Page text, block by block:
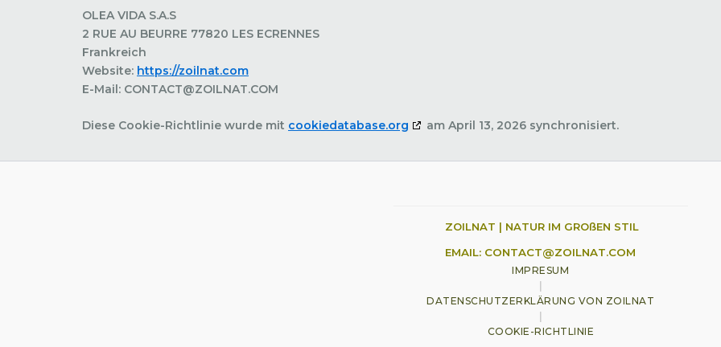
OLEA VIDA S.A.S
2 RUE AU BEURRE 77820 LES ECRENNES
Frankreich
Website: https://zoilnat.com
E-Mail: CONTACT@ZOILNAT.COM
Diese Cookie-Richtlinie wurde mit cookiedatabase.org am April 13, 2026 synchronisiert.
ZOILNAT | NATUR IM GROßEN STIL
EMAIL: CONTACT@ZOILNAT.COM
IMPRESUM
DATENSCHUTZERKLÄRUNG VON ZOILNAT
COOKIE-RICHTLINIE